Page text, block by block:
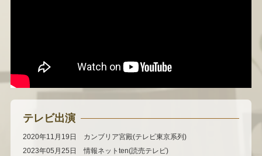
テレビ出演
2020年11月19日 カンブリア宮殿(テレビ東京系列)
2023年05月25日 情報ネットten(読売テレビ)